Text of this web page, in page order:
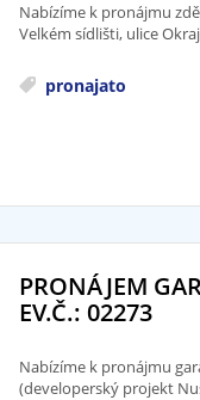
Nabízíme k pronájmu
Velkém sídlišti, ulice
pronajato
PRONÁJEM
EV.Č.: 02273
Nabízíme k pronájmu
(developerský projekt